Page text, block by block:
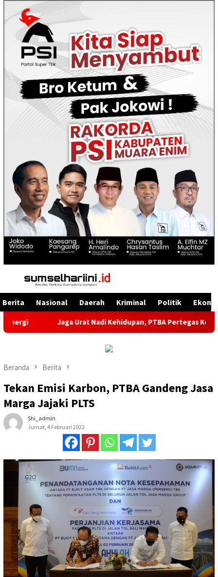
Menu
Mobile
Berita Nasional Daerah Kriminal Politik
Jaga Urat Nadi Kehidupan, PTBA Pertegas Komitmen
Beranda Berita
Tekan Emisi Karbon, PTBA Gandeng Jasa
Marga Jajaki PLTS
Shi_admin
Jumat, 4 Februari 2022